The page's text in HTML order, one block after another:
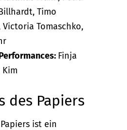
Timo
Victoria Tomaschko,
Finja
Kim
des Papiers
ist ein